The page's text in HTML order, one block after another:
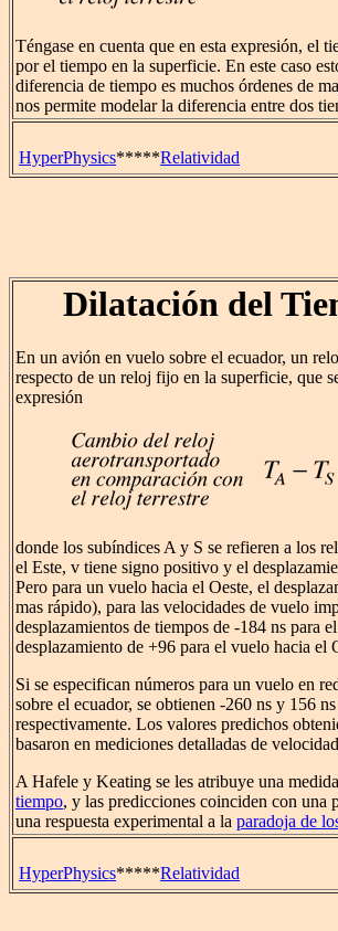
Téngase en cuenta que en esta expresión, el
por el tiempo en la superficie. En este caso
diferencia de tiempo es muchos órdenes de
nos permite modelar la diferencia entre dos
HyperPhysics*****Relatividad
Dilatación del
En un avión en vuelo sobre el ecuador, un
respecto de un reloj fijo en la superficie, que
expresión
donde los subíndices A y S se refieren a los
el Este, v tiene signo positivo y el
Pero para un vuelo hacia el Oeste, el
mas rápido), para las velocidades de vuelo
desplazamientos de tiempos de -184 ns para
desplazamiento de +96 para el vuelo hacia el
Si se especifican números para un vuelo en
sobre el ecuador, se obtienen -260 ns y 156
respectivamente. Los valores predichos
basaron en mediciones detalladas de
A Hafele y Keating se les atribuye una
tiempo, y las predicciones coinciden con una
una respuesta experimental a la paradoja de
HyperPhysics*****Relatividad